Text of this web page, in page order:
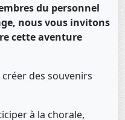
du personnel
nous vous invitons
cette aventure
des souvenirs
à la chorale,